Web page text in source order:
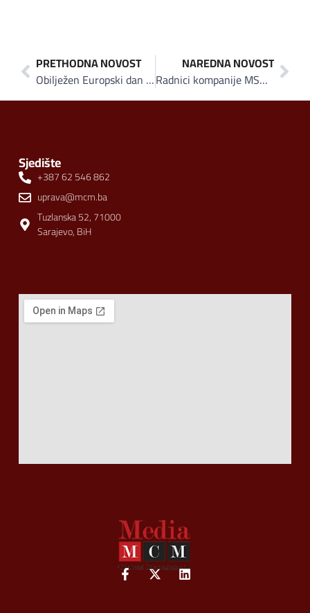
PRETHODNA NOVOST
Obilježen Europski dan borbe protiv trgovine ljudima
NAREDNA NOVOST
Radnici kompanije MS&WOOD i fojnički srednjoškolci zasadili 5.500 sadnica šume
Sjedište
+387 62 546 862
uprava@mcm.ba
Tuzlanska 52, 71000
Sarajevo, BiH